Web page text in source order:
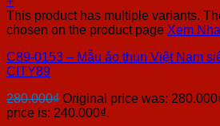
This product has multiple variants.
chosen on the product page Xem
C89-0153 – Mẫu áo thun Việt Nam
CITY89
280.000₫ Original price was:
price is: 240.000₫.